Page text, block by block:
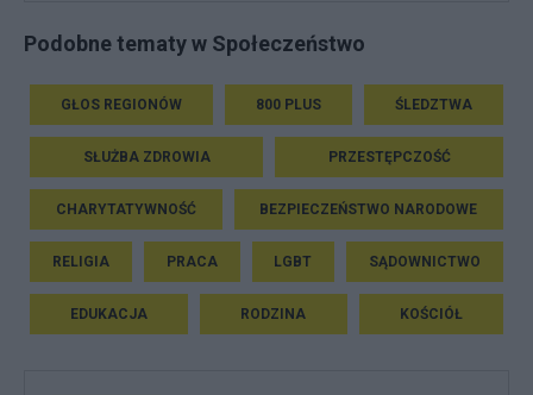
Podobne tematy w Społeczeństwo
GŁOS REGIONÓW 800 PLUS ŚLEDZTWA
SŁUŻBA ZDROWIA PRZESTĘPCZOŚĆ
CHARYTATYWNOŚĆ BEZPIECZEŃSTWO NARODOWE
RELIGIA PRACA LGBT SĄDOWNICTWO
EDUKACJA RODZINA KOŚCIÓŁ